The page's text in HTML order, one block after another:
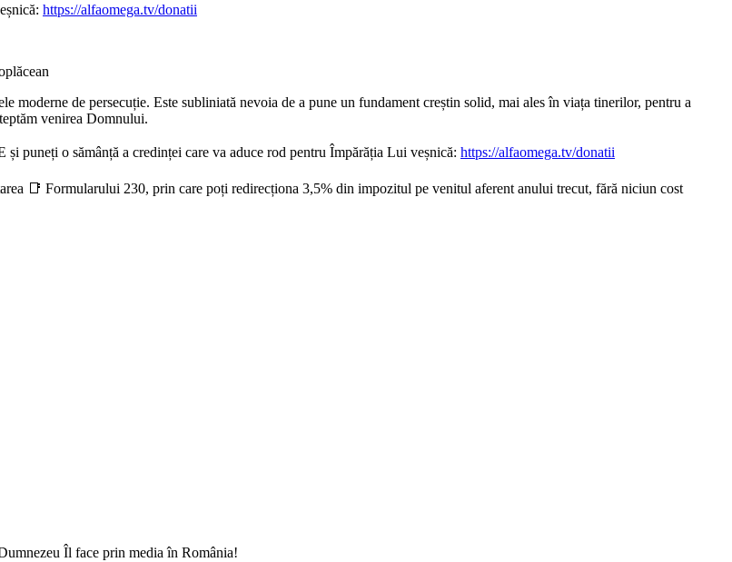
https://alfaomega.tv/donatii
moderne de persecuție. Este subliniată nevoia de a pune un fundament creștin solid, mai ales în viața tinerilor, pentru a
venirea Domnului.
o sămânță a credinței care va aduce rod pentru Împărăția Lui veșnică: https://alfaomega.tv/donatii
📑 Formularului 230, prin care poți redirecționa 3,5% din impozitul pe venitul aferent anului trecut, fără niciun cost
Îl face prin media în România!